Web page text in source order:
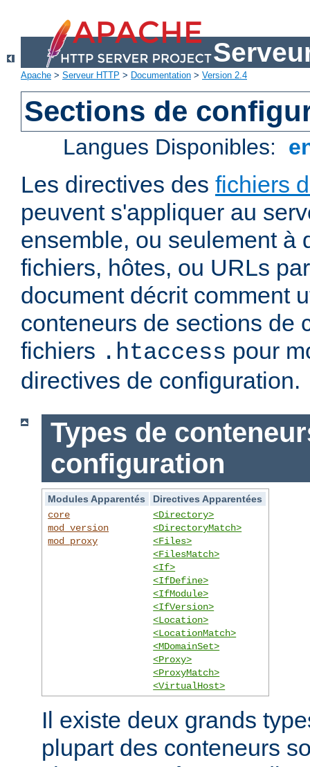
Apache > Serveur HTTP > Documentation > Version 2.4
Sections de
Langues Disponibles:
Les directives des fichiers
peuvent s'appliquer au
ensemble, ou seulement à
fichiers, hôtes, ou URLs
document décrit comment
conteneurs de sections de
fichiers .htaccess pour
directives de configuration.
Types de
configuration
Modules Apparentés
Directives Apparentées
core
mod_version
mod_proxy
<Directory>
<DirectoryMatch>
<Files>
<FilesMatch>
<If>
<IfDefine>
<IfModule>
<IfVersion>
<Location>
<LocationMatch>
<MDomainSet>
<Proxy>
<ProxyMatch>
<VirtualHost>
Il existe deux grands
plupart des conteneurs